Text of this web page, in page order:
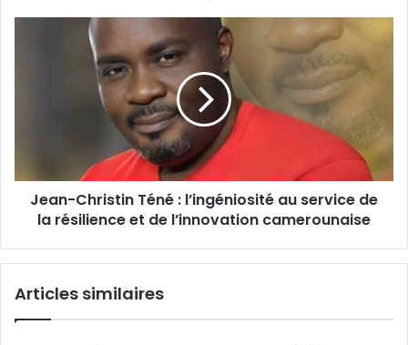
la
résilience
Jean-Christin Téné : l’ingéniosité au service de
la résilience et de l’innovation camerounaise
Articles similaires